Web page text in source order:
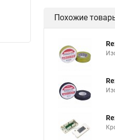
Маркировка жил
Похожие